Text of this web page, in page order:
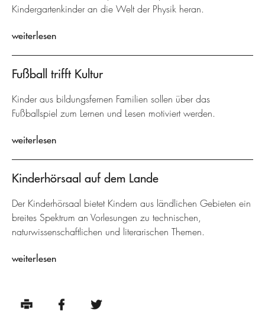
Kindergartenkinder an die Welt der Physik heran.
weiterlesen
Fußball trifft Kultur
Kinder aus bildungsfernen Familien sollen über das
Fußballspiel zum Lernen und Lesen motiviert werden.
weiterlesen
Kinderhörsaal auf dem Lande
Der Kinderhörsaal bietet Kindern aus ländlichen Gebieten ein
breites Spektrum an Vorlesungen zu technischen,
naturwissenschaftlichen und literarischen Themen.
weiterlesen